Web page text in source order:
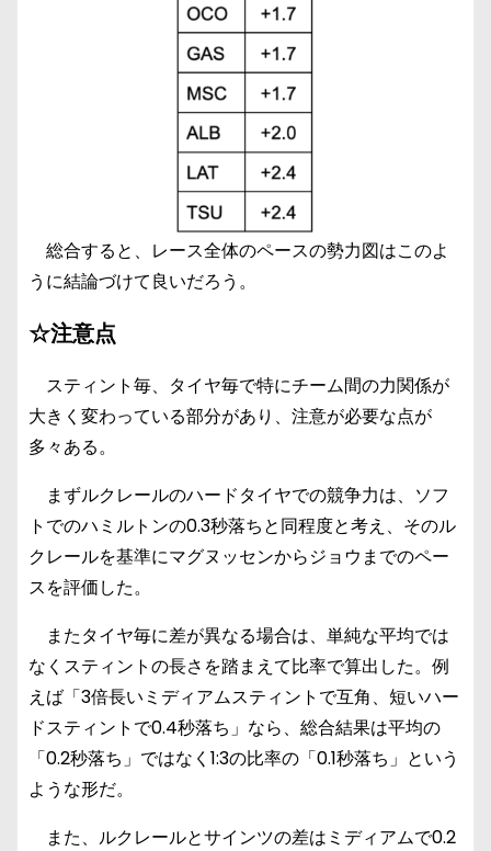
総合すると、レース全体のペースの勢力図はこのよ
うに結論づけて良いだろう。
☆注意点
スティント毎、タイヤ毎で特にチーム間の力関係が
大きく変わっている部分があり、注意が必要な点が
多々ある。
まずルクレールのハードタイヤでの競争力は、ソフ
トでのハミルトンの0.3秒落ちと同程度と考え、そのル
クレールを基準にマグヌッセンからジョウまでのペー
スを評価した。
またタイヤ毎に差が異なる場合は、単純な平均では
なくスティントの長さを踏まえて比率で算出した。例
えば「3倍長いミディアムスティントで互角、短いハー
ドスティントで0.4秒落ち」なら、総合結果は平均の
「0.2秒落ち」ではなく1:3の比率の「0.1秒落ち」という
ような形だ。
また、ルクレールとサインツの差はミディアムで0.2